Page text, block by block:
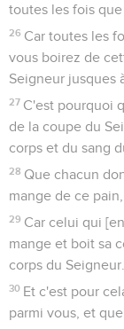
toutes les fois
26 Car toutes les
vous boirez de
Seigneur jusques
27 C'est pourquoi
de la coupe du
corps et du sang
28 Que chacun
mange de ce
29 Car celui qui
mange et boit sa
corps du Seigneur.
30 Et c'est pour
parmi vous, et